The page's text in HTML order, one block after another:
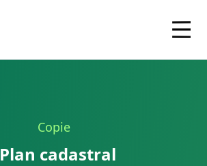
Copie
Plan cadastral